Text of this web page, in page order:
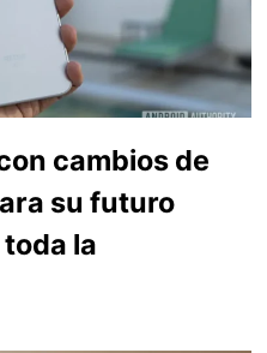
cambios de
su futuro
toda la